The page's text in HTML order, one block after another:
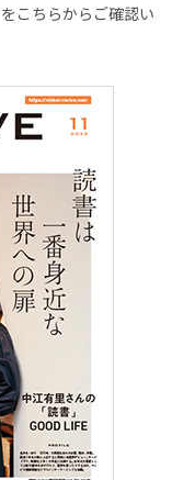
こちらからご確認い